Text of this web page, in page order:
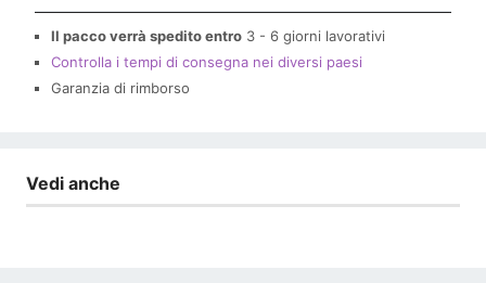
Il pacco verrà spedito entro 3 - 6 giorni lavorativi
Controlla i tempi di consegna nei diversi paesi
Garanzia di rimborso
Vedi anche